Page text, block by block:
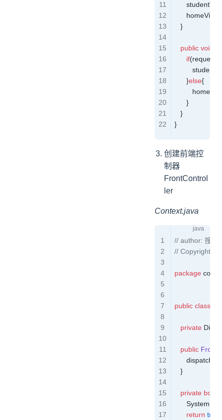
      homeView
   }
   public
void
      if
(request
      }
else{
      }
   }
}
创建前端控
制器
FrontControl
ler
Context.java
// author: 搜云
// Copyright ©
package
public class
   private
   public
      dispatcher
   }
   private
      System
      return
true